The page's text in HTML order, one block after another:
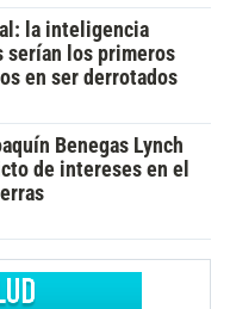
la inteligencia
los primeros
en ser derrotados
Benegas Lynch
de intereses en el